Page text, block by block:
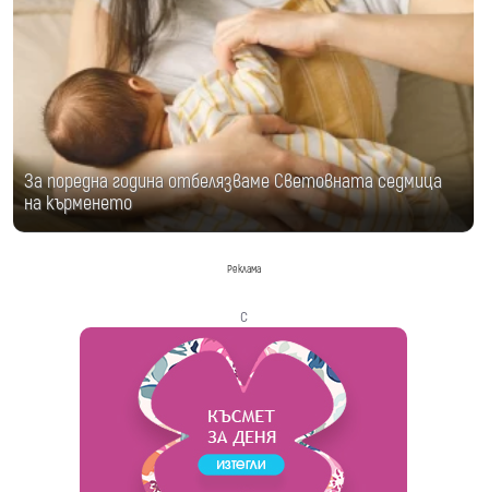
За поредна година отбелязваме Световната седмица
на кърменето
Реклама
с